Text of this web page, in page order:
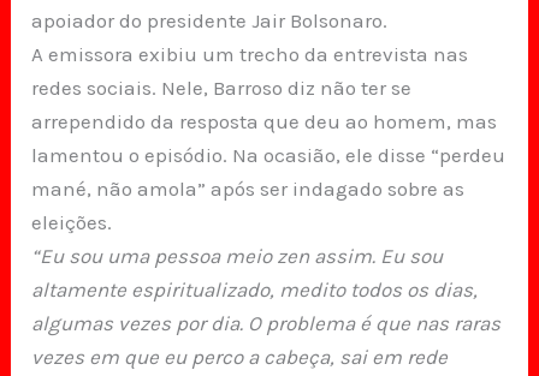
apoiador do presidente Jair Bolsonaro.
A emissora exibiu um trecho da entrevista nas
redes sociais. Nele, Barroso diz não ter se
arrependido da resposta que deu ao homem, mas
lamentou o episódio. Na ocasião, ele disse “perdeu
mané, não amola” após ser indagado sobre as
eleições.
“Eu sou uma pessoa meio zen assim. Eu sou
altamente espiritualizado, medito todos os dias,
algumas vezes por dia. O problema é que nas raras
vezes em que eu perco a cabeça, sai em rede